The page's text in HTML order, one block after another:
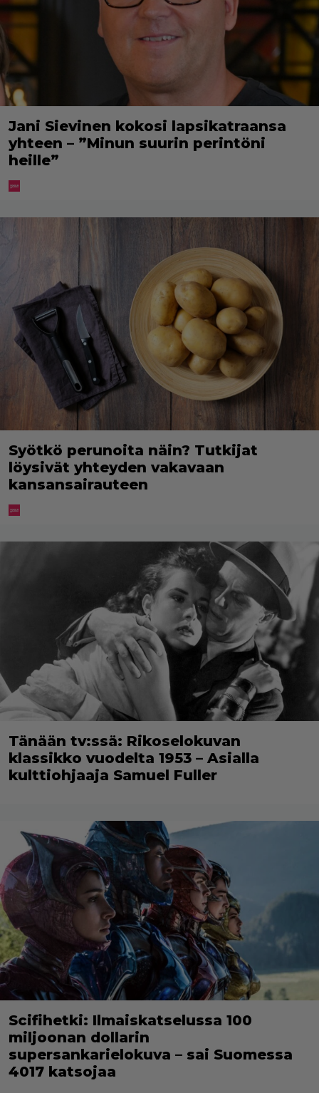
Jani Sievinen kokosi lapsikatraansa
yhteen – ”Minun suurin perintöni
heille”
Syötkö perunoita näin? Tutkijat
löysivät yhteyden vakavaan
kansansairauteen
Tänään tv:ssä: Rikoselokuvan
klassikko vuodelta 1953 – Asialla
kulttiohjaaja Samuel Fuller
Scifihetki: Ilmaiskatselussa 100
miljoonan dollarin
supersankarielokuva – sai Suomessa
4017 katsojaa